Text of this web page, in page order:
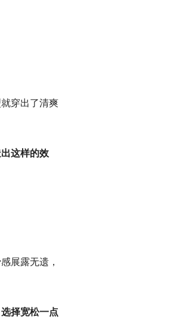
穿出了清爽
这样的效
展露无遗，
择宽松一点